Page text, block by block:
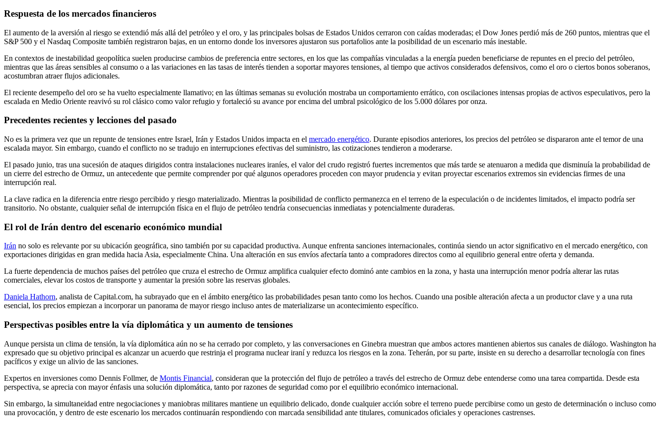
Respuesta de los mercados financieros
El aumento de la aversión al riesgo se extendió más allá del petróleo y el oro, y las principales bolsas de Estados Unidos cerraron con caídas moderadas; el Dow Jones perdió más de 260 puntos, mientras que el
S&P 500 y el Nasdaq Composite también registraron bajas, en un entorno donde los inversores ajustaron sus portafolios ante la posibilidad de un escenario más inestable.
En contextos de inestabilidad geopolítica suelen producirse cambios de preferencia entre sectores, en los que las compañías vinculadas a la energía pueden beneficiarse de repuntes en el precio del petróleo,
mientras que las áreas sensibles al consumo o a las variaciones en las tasas de interés tienden a soportar mayores tensiones, al tiempo que activos considerados defensivos, como el oro o ciertos bonos soberanos,
acostumbran atraer flujos adicionales.
El reciente desempeño del oro se ha vuelto especialmente llamativo; en las últimas semanas su evolución mostraba un comportamiento errático, con oscilaciones intensas propias de activos especulativos, pero la
escalada en Medio Oriente reavivó su rol clásico como valor refugio y fortaleció su avance por encima del umbral psicológico de los 5.000 dólares por onza.
Precedentes recientes y lecciones del pasado
No es la primera vez que un repunte de tensiones entre Israel, Irán y Estados Unidos impacta en el mercado energético. Durante episodios anteriores, los precios del petróleo se dispararon ante el temor de una
escalada mayor. Sin embargo, cuando el conflicto no se tradujo en interrupciones efectivas del suministro, las cotizaciones tendieron a moderarse.
El pasado junio, tras una sucesión de ataques dirigidos contra instalaciones nucleares iraníes, el valor del crudo registró fuertes incrementos que más tarde se atenuaron a medida que disminuía la probabilidad de
un cierre del estrecho de Ormuz, un antecedente que permite comprender por qué algunos operadores proceden con mayor prudencia y evitan proyectar escenarios extremos sin evidencias firmes de una
interrupción real.
La clave radica en la diferencia entre riesgo percibido y riesgo materializado. Mientras la posibilidad de conflicto permanezca en el terreno de la especulación o de incidentes limitados, el impacto podría ser
transitorio. No obstante, cualquier señal de interrupción física en el flujo de petróleo tendría consecuencias inmediatas y potencialmente duraderas.
El rol de Irán dentro del escenario económico mundial
Irán no solo es relevante por su ubicación geográfica, sino también por su capacidad productiva. Aunque enfrenta sanciones internacionales, continúa siendo un actor significativo en el mercado energético, con
exportaciones dirigidas en gran medida hacia Asia, especialmente China. Una alteración en sus envíos afectaría tanto a compradores directos como al equilibrio general entre oferta y demanda.
La fuerte dependencia de muchos países del petróleo que cruza el estrecho de Ormuz amplifica cualquier efecto dominó ante cambios en la zona, y hasta una interrupción menor podría alterar las rutas
comerciales, elevar los costos de transporte y aumentar la presión sobre las reservas globales.
Daniela Hathorn, analista de Capital.com, ha subrayado que en el ámbito energético las probabilidades pesan tanto como los hechos. Cuando una posible alteración afecta a un productor clave y a una ruta
esencial, los precios empiezan a incorporar un panorama de mayor riesgo incluso antes de materializarse un acontecimiento específico.
Perspectivas posibles entre la vía diplomática y un aumento de tensiones
Aunque persista un clima de tensión, la vía diplomática aún no se ha cerrado por completo, y las conversaciones en Ginebra muestran que ambos actores mantienen abiertos sus canales de diálogo. Washington ha
expresado que su objetivo principal es alcanzar un acuerdo que restrinja el programa nuclear iraní y reduzca los riesgos en la zona. Teherán, por su parte, insiste en su derecho a desarrollar tecnología con fines
pacíficos y exige un alivio de las sanciones.
Expertos en inversiones como Dennis Follmer, de Montis Financial, consideran que la protección del flujo de petróleo a través del estrecho de Ormuz debe entenderse como una tarea compartida. Desde esta
perspectiva, se aprecia con mayor énfasis una solución diplomática, tanto por razones de seguridad como por el equilibrio económico internacional.
Sin embargo, la simultaneidad entre negociaciones y maniobras militares mantiene un equilibrio delicado, donde cualquier acción sobre el terreno puede percibirse como un gesto de determinación o incluso como
una provocación, y dentro de este escenario los mercados continuarán respondiendo con marcada sensibilidad ante titulares, comunicados oficiales y operaciones castrenses.